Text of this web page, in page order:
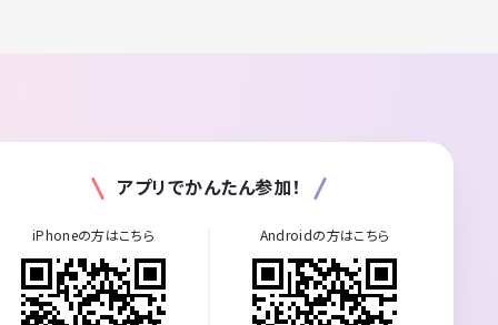
アプリでかんたん参加！
iPhoneの方はこちら Androidの方はこちら